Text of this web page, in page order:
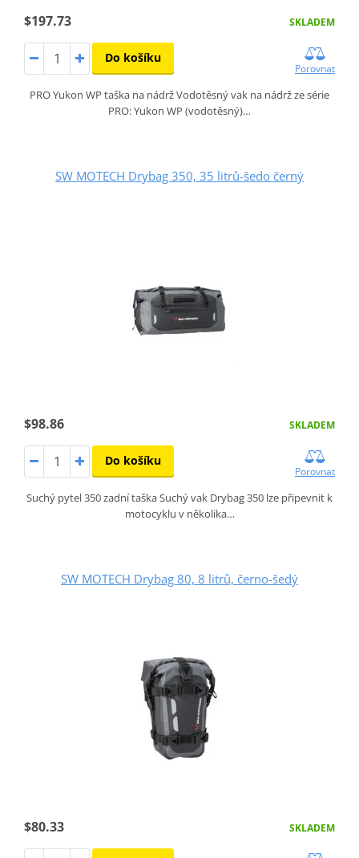
$197.73 SKLADEM
Do košíku
Porovnat
PRO Yukon WP taška na nádrž Vodotěsný vak na nádrž ze série
PRO: Yukon WP (vodotěsný)…
SW MOTECH Drybag 350, 35 litrů-šedo černý
$98.86 SKLADEM
Do košíku
Porovnat
Suchý pytel 350 zadní taška Suchý vak Drybag 350 lze připevnit k
motocyklu v několika…
SW MOTECH Drybag 80, 8 litrů, černo-šedý
$80.33 SKLADEM